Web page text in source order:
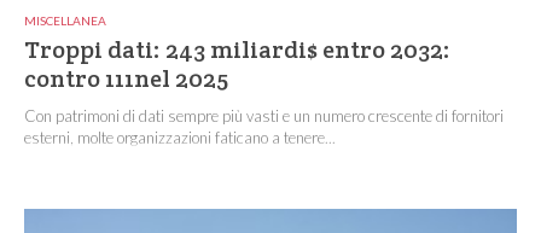
MISCELLANEA
Troppi dati: 243 miliardi$ entro 2032:
contro 111nel 2025
Con patrimoni di dati sempre più vasti e un numero crescente di fornitori
esterni, molte organizzazioni faticano a tenere...